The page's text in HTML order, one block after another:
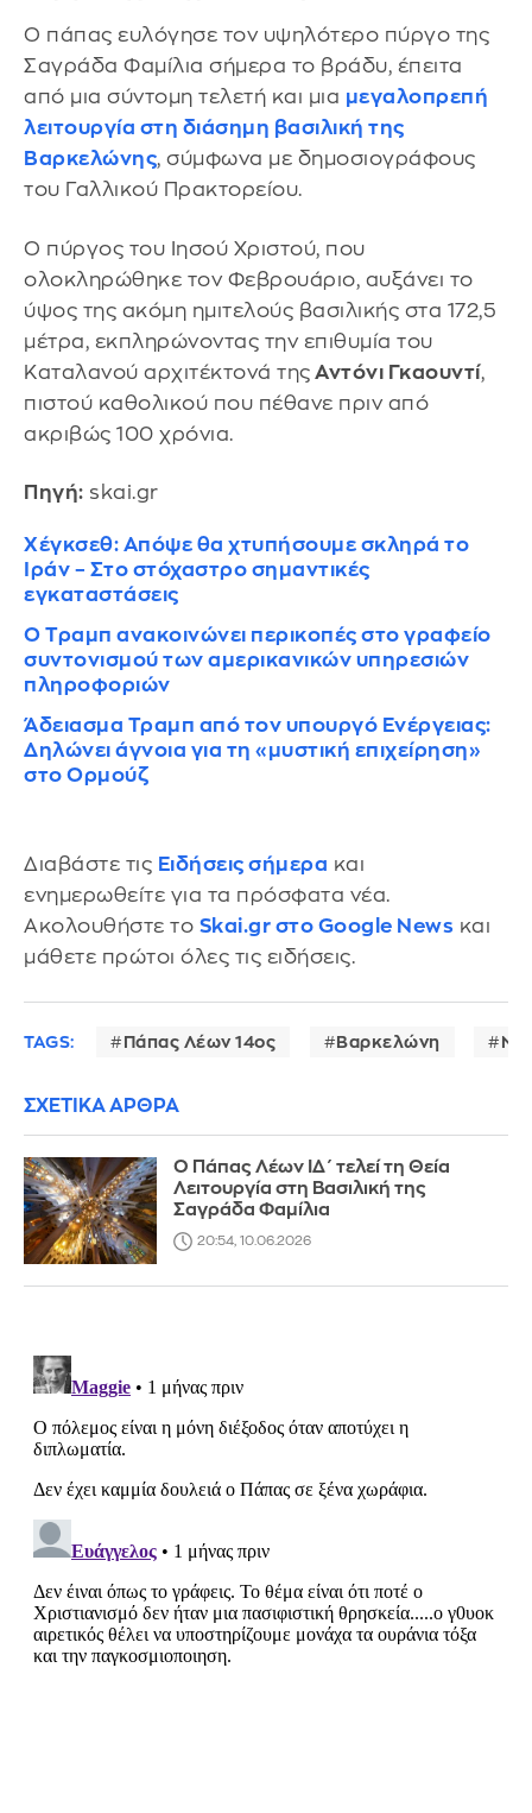
Ο πάπας ευλόγησε τον υψηλότερο πύργο της
Σαγράδα Φαμίλια σήμερα το βράδυ, έπειτα
από μια σύντομη τελετή και μια μεγαλοπρεπή
λειτουργία στη διάσημη βασιλική της
Βαρκελώνης, σύμφωνα με δημοσιογράφους
του Γαλλικού Πρακτορείου.
Ο πύργος του Ιησού Χριστού, που
ολοκληρώθηκε τον Φεβρουάριο, αυξάνει το
ύψος της ακόμη ημιτελούς βασιλικής στα 172,5
μέτρα, εκπληρώνοντας την επιθυμία του
Καταλανού αρχιτέκτονά της Αντόνι Γκαουντί,
πιστού καθολικού που πέθανε πριν από
ακριβώς 100 χρόνια.
Πηγή: skai.gr
Χέγκσεθ: Απόψε θα χτυπήσουμε σκληρά το
Ιράν – Στο στόχαστρο σημαντικές
εγκαταστάσεις
Ο Τραμπ ανακοινώνει περικοπές στο γραφείο
συντονισμού των αμερικανικών υπηρεσιών
πληροφοριών
Άδειασμα Τραμπ από τον υπουργό Ενέργειας:
Δηλώνει άγνοια για τη «μυστική επιχείρηση»
στο Ορμούζ
Διαβάστε τις Ειδήσεις σήμερα και
ενημερωθείτε για τα πρόσφατα νέα.
Ακολουθήστε το Skai.gr στο Google News και
μάθετε πρώτοι όλες τις ειδήσεις.
TAGS: Πάπας Λέων 14ος Βαρκελώνη
ΣΧΕΤΙΚΑ ΑΡΘΡΑ
Ο Πάπας Λέων ΙΔ΄ τελεί τη Θεία
Λειτουργία στη Βασιλική της
Σαγράδα Φαμίλια
20:54, 10.06.2026